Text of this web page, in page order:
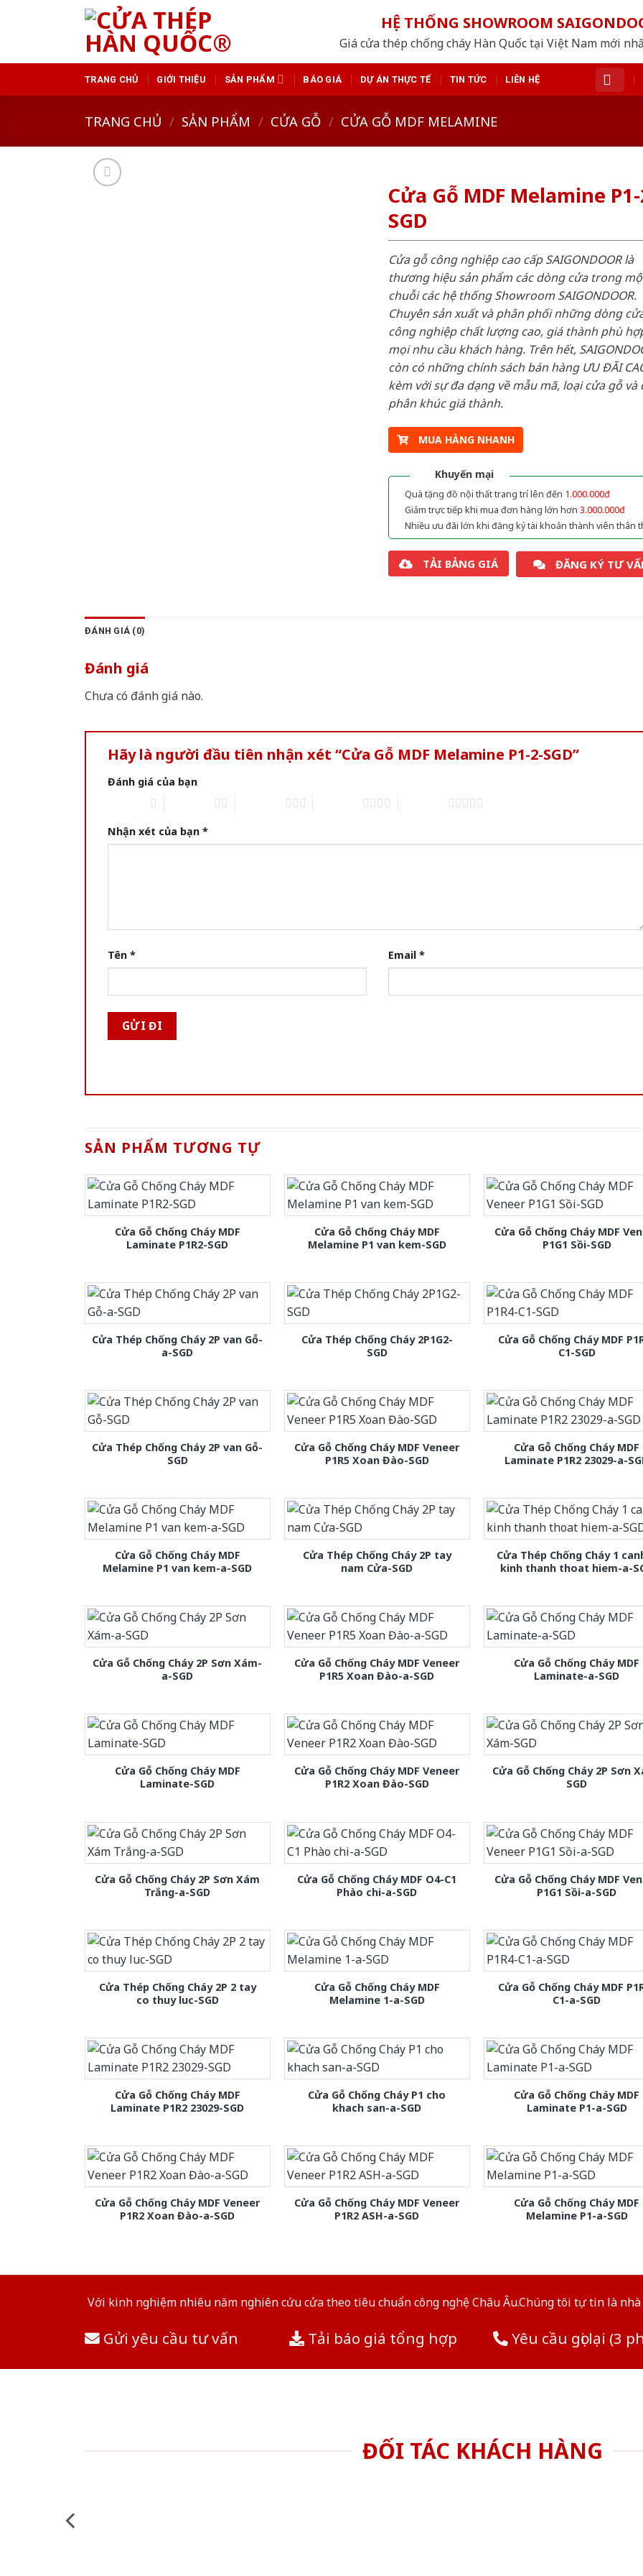
HỆ THỐNG SHOWROOM
Giá cửa thép chống cháy Hàn Quốc tại Việt Nam mới
TRANG CHỦ GIỚI THIỆU SẢN PHẨM BÁO GIÁ DỰ ÁN THỰC TẾ TIN TỨC LIÊN HỆ
TRANG CHỦ / SẢN PHẨM / CỬA GỖ / CỬA GỖ MDF MELAMINE
Cửa Gỗ MDF Melamine
SGD
Cửa gỗ công nghiệp cao cấp SAIGONDOOR là
thương hiệu sản phẩm các dòng cửa trong
chuỗi các hệ thống Showroom SAIGONDOOR.
Chuyên sản xuất và phân phối những dòng
công nghiệp chất lượng cao, giá thành phù
mọi nhu cầu khách hàng. Trên hết,
còn có những chính sách bán hàng ƯU ĐÃI
kèm với sự đa dạng về mẫu mã, loại cửa gỗ và
phân khúc giá thành.
MUA HÀNG NHANH
Khuyến mại
Quà tặng đồ nội thất trang trí lên đến 1.000.000đ
Giảm trực tiếp khi mua đơn hàng lớn hơn 3.000.000đ
Nhiều ưu đãi lớn khi đăng ký tài khoản thành viên thân
TẢI BẢNG GIÁ ĐĂNG KÝ TƯ
ĐÁNH GIÁ (0)
Đánh giá
Chưa có đánh giá nào.
Hãy là người đầu tiên nhận xét “Cửa Gỗ MDF Melamine P1-2-SGD”
Đánh giá của bạn
Nhận xét của bạn *
Tên * Email *
SẢN PHẨM TƯƠNG TỰ
Cửa Gỗ Chống Cháy MDF
Laminate P1R2-SGD
Cửa Gỗ Chống Cháy MDF
Melamine P1 van kem-SGD
Cửa Gỗ Chống Cháy MDF
P1G1 Sồi-SGD
Cửa Thép Chống Cháy 2P van Gỗ-
a-SGD
Cửa Thép Chống Cháy 2P1G2-
SGD
Cửa Gỗ Chống Cháy MDF
C1-SGD
Cửa Thép Chống Cháy 2P van Gỗ-
SGD
Cửa Gỗ Chống Cháy MDF Veneer
P1R5 Xoan Đào-SGD
Cửa Gỗ Chống Cháy MDF
Laminate P1R2 23029-a-
Cửa Gỗ Chống Cháy MDF
Melamine P1 van kem-a-SGD
Cửa Thép Chống Cháy 2P tay
nam Cửa-SGD
Cửa Thép Chống Cháy 1
kinh thanh thoat hiem-a-
Cửa Gỗ Chống Cháy 2P Sơn Xám-
a-SGD
Cửa Gỗ Chống Cháy MDF Veneer
P1R5 Xoan Đào-a-SGD
Cửa Gỗ Chống Cháy MDF
Laminate-a-SGD
Cửa Gỗ Chống Cháy MDF
Laminate-SGD
Cửa Gỗ Chống Cháy MDF Veneer
P1R2 Xoan Đào-SGD
Cửa Gỗ Chống Cháy 2P Sơn
SGD
Cửa Gỗ Chống Cháy 2P Sơn Xám
Trắng-a-SGD
Cửa Gỗ Chống Cháy MDF O4-C1
Phào chi-a-SGD
Cửa Gỗ Chống Cháy MDF
P1G1 Sồi-a-SGD
Cửa Thép Chống Cháy 2P 2 tay
co thuy luc-SGD
Cửa Gỗ Chống Cháy MDF
Melamine 1-a-SGD
Cửa Gỗ Chống Cháy MDF
C1-a-SGD
Cửa Gỗ Chống Cháy MDF
Laminate P1R2 23029-SGD
Cửa Gỗ Chống Cháy P1 cho
khach san-a-SGD
Cửa Gỗ Chống Cháy MDF
Laminate P1-a-SGD
Cửa Gỗ Chống Cháy MDF Veneer
P1R2 Xoan Đào-a-SGD
Cửa Gỗ Chống Cháy MDF Veneer
P1R2 ASH-a-SGD
Cửa Gỗ Chống Cháy MDF
Melamine P1-a-SGD
Với kinh nghiệm nhiêu năm nghiên cứu cửa theo tiêu chuẩn công nghệ Châu Âu.Chúng tôi tự tin là
Gửi yêu cầu tư vấn Tải báo giá tổng hợp Yêu cầu gọi lại (3
ĐỐI TÁC KHÁCH HÀNG